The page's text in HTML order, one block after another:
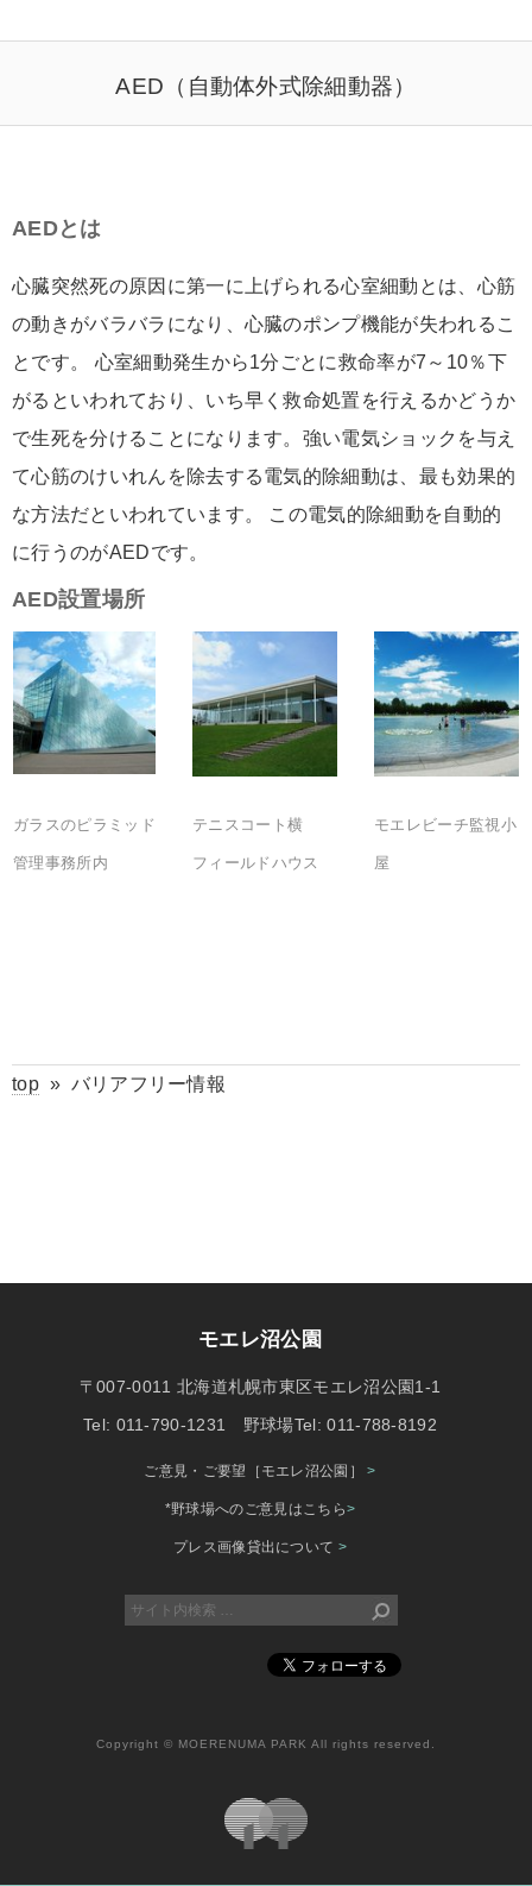
AED（自動体外式除細動器）
AEDとは
心臓突然死の原因に第一に上げられる心室細動とは、心筋
の動きがバラバラになり、心臓のポンプ機能が失われるこ
とです。 心室細動発生から1分ごとに救命率が7～10％下
がるといわれており、いち早く救命処置を行えるかどうか
で生死を分けることになります。強い電気ショックを与え
て心筋のけいれんを除去する電気的除細動は、最も効果的
な方法だといわれています。 この電気的除細動を自動的
に行うのがAEDです。
AED設置場所
ガラスのピラミッド
管理事務所内
テニスコート横
フィールドハウス
モエレビーチ監視小
屋
top» バリアフリー情報
モエレ沼公園
〒007-0011 北海道札幌市東区モエレ沼公園1-1
Tel: 011-790-1231 野球場Tel: 011-788-8192
ご意見・ご要望［モエレ沼公園］>
*野球場へのご意見はこちら>
プレス画像貸出について >
Copyright © MOERENUMA PARK All rights reserved.